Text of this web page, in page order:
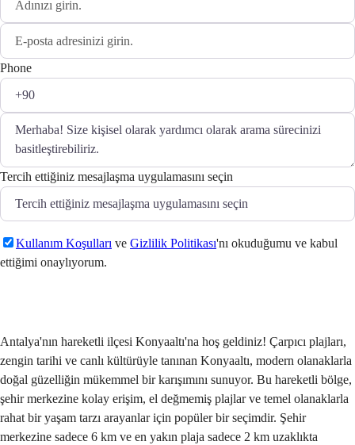
Phone
Tercih ettiğiniz mesajlaşma uygulamasını seçin
Kullanım Koşulları ve Gizlilik Politikası'nı okuduğumu ve kabul
ettiğimi onaylıyorum.
Antalya'nın hareketli ilçesi Konyaaltı'na hoş geldiniz! Çarpıcı plajları,
zengin tarihi ve canlı kültürüyle tanınan Konyaaltı, modern olanaklarla
doğal güzelliğin mükemmel bir karışımını sunuyor. Bu hareketli bölge,
şehir merkezine kolay erişim, el değmemiş plajlar ve temel olanaklarla
rahat bir yaşam tarzı arayanlar için popüler bir seçimdir. Şehir
merkezine sadece 6 km ve en yakın plaja sadece 2 km uzaklıkta